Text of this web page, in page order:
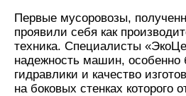
Первые мусоровозы,
проявили себя как
техника. Специалисты
надежность машин, особенно
гидравлики и качество
на боковых стенках которого